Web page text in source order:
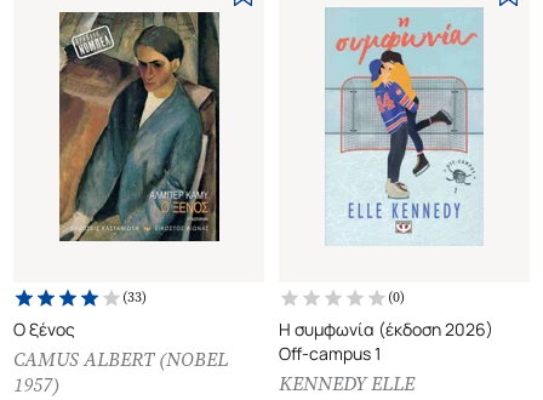
(33)
Ο ξένος
CAMUS ALBERT (NOBEL
1957)
(0)
Η συμφωνία (έκδοση 2026)
Off-campus 1
KENNEDY ELLE